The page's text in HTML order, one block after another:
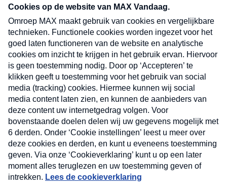
nieuwsbrief. Elke vrijdag- en dinsdagochtend in
uw mailbox.
Verzend
Nieuwsbrief
Neem hier een gratis abonnement op onze
nieuwsbrief. Elke vrijdag- en dinsdagochtend in uw